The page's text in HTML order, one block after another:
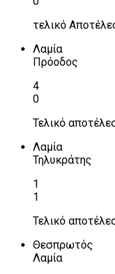
τελικό
Λαμία
Πρόοδος
4
0
Τελικό
Λαμία
Τηλυκράτης
1
1
Τελικό
Θεσπρωτός
Λαμία